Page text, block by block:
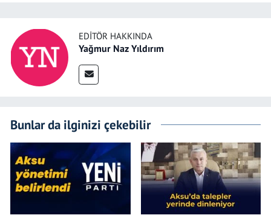
EDITÖR HAKKINDA
Yağmur Naz Yıldırım
Bunlar da ilginizi çekebilir